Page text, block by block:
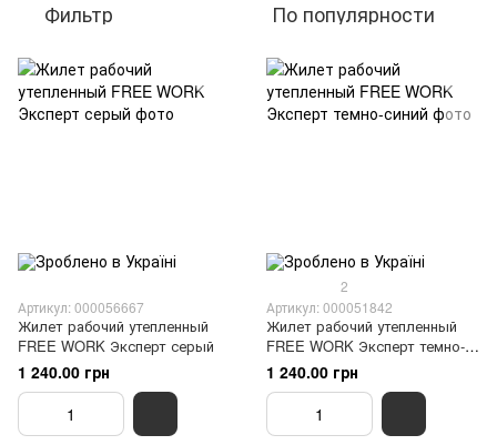
Фильтр По популярности
Артикул: 000056667
Жилет рабочий утепленный
FREE WORK Эксперт серый
1 240.00 грн
2
Артикул: 000051842
Жилет рабочий утепленный
FREE WORK Эксперт темно-
синий
1 240.00 грн